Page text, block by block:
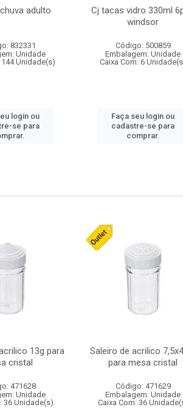
adulto
832331
Unidade
144 Unidade(s)
login ou
se para
Cj tacas vidro 330ml
windsor
Código: 500859
Embalagem: Unidade
Caixa Com: 6
Faça seu login ou
cadastre-se para
comprar.
13g para
cristal
471628
Unidade
36 Unidade(s)
Saleiro de acrilico
para mesa cristal
Código: 471629
Embalagem: Unidade
Caixa Com: 36